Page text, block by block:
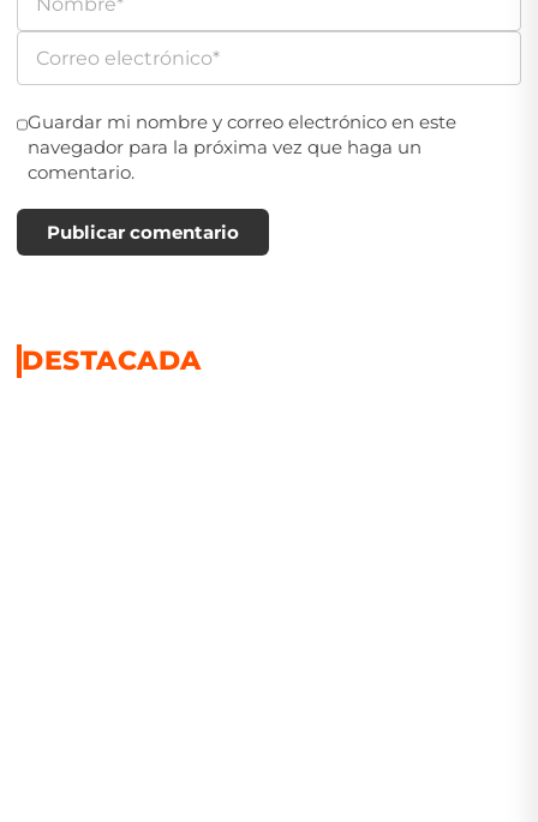
Guardar mi nombre y correo electrónico en este
navegador para la próxima vez que haga un
comentario.
Publicar comentario
DESTACADA